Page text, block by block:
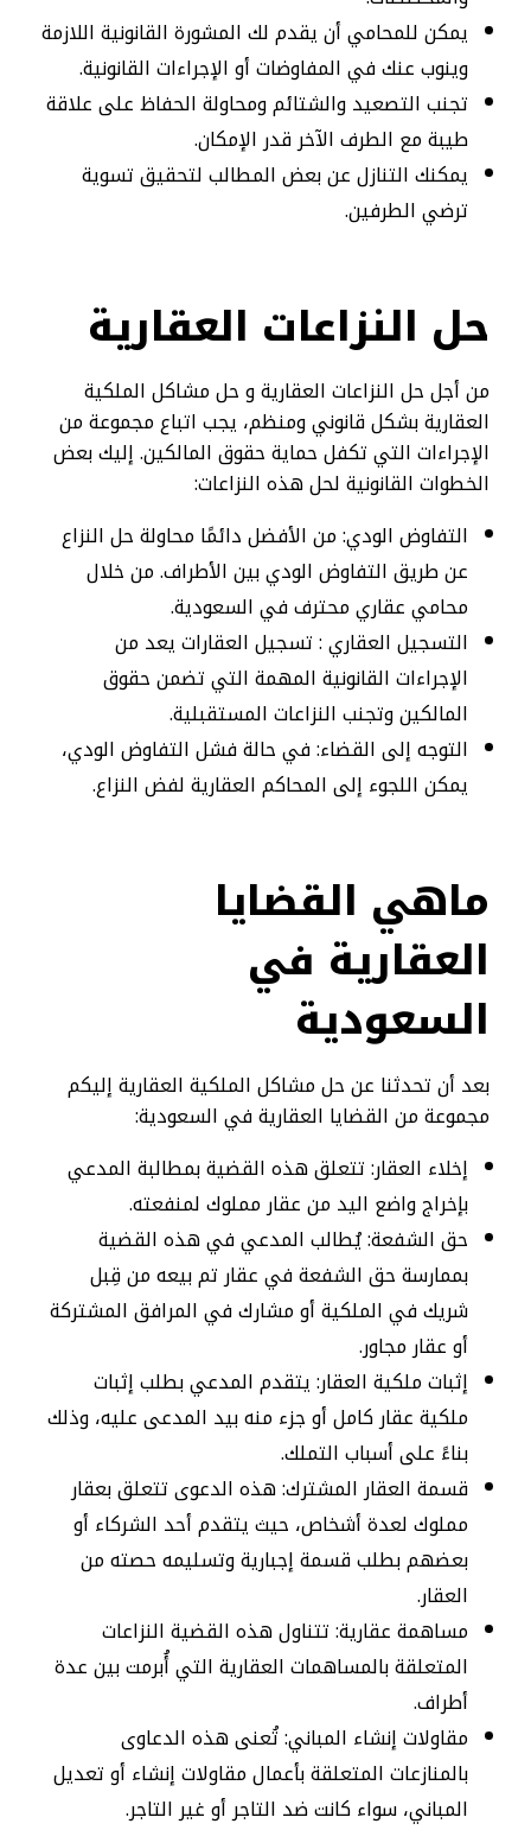
يمكن للمحامي أن يقدم لك المشورة القانونية اللازمة
وينوب عنك في المفاوضات أو الإجراءات القانونية.
تجنب التصعيد والشتائم ومحاولة الحفاظ على علاقة
طيبة مع الطرف الآخر قدر الإمكان.
يمكنك التنازل عن بعض المطالب لتحقيق تسوية
ترضي الطرفين.
حل النزاعات العقارية
من أجل حل النزاعات العقارية و حل مشاكل الملكية
العقارية بشكل قانوني ومنظم، يجب اتباع مجموعة من
الإجراءات التي تكفل حماية حقوق المالكين. إليك بعض
الخطوات القانونية لحل هذه النزاعات:
التفاوض الودي: من الأفضل دائمًا محاولة حل النزاع
عن طريق التفاوض الودي بين الأطراف. من خلال
محامي عقاري محترف في السعودية.
التسجيل العقاري : تسجيل العقارات يعد من
الإجراءات القانونية المهمة التي تضمن حقوق
المالكين وتجنب النزاعات المستقبلية.
التوجه إلى القضاء: في حالة فشل التفاوض الودي،
يمكن اللجوء إلى المحاكم العقارية لفض النزاع.
ماهي القضايا
العقارية في
السعودية
بعد أن تحدثنا عن حل مشاكل الملكية العقارية إليكم
مجموعة من القضايا العقارية في السعودية:
إخلاء العقار: تتعلق هذه القضية بمطالبة المدعي
بإخراج واضع اليد من عقار مملوك لمنفعته.
حق الشفعة: يُطالب المدعي في هذه القضية
بممارسة حق الشفعة في عقار تم بيعه من قِبل
شريك في الملكية أو مشارك في المرافق المشتركة
أو عقار مجاور.
إثبات ملكية العقار: يتقدم المدعي بطلب إثبات
ملكية عقار كامل أو جزء منه بيد المدعى عليه، وذلك
بناءً على أسباب التملك.
قسمة العقار المشترك: هذه الدعوى تتعلق بعقار
مملوك لعدة أشخاص، حيث يتقدم أحد الشركاء أو
بعضهم بطلب قسمة إجبارية وتسليمه حصته من
العقار.
مساهمة عقارية: تتناول هذه القضية النزاعات
المتعلقة بالمساهمات العقارية التي أُبرمت بين عدة
أطراف.
مقاولات إنشاء المباني: تُعنى هذه الدعاوى
بالمنازعات المتعلقة بأعمال مقاولات إنشاء أو تعديل
المباني، سواء كانت ضد التاجر أو غير التاجر.